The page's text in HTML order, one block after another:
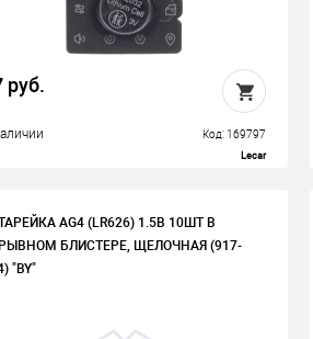
руб.
Код: 169797
Lecar
AG4 (LR626) 1.5В 10ШТ В
БЛИСТЕРЕ, ЩЕЛОЧНАЯ (917-
"BY"